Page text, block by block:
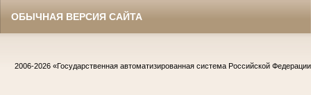
ОБЫЧНАЯ ВЕРСИЯ САЙТА
2006-2026 «Государственная автоматизированная система Российской